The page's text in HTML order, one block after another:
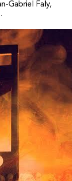
Gabriel Faly,